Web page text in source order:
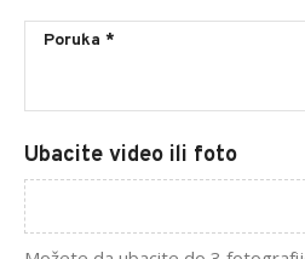
Ubacite video ili foto